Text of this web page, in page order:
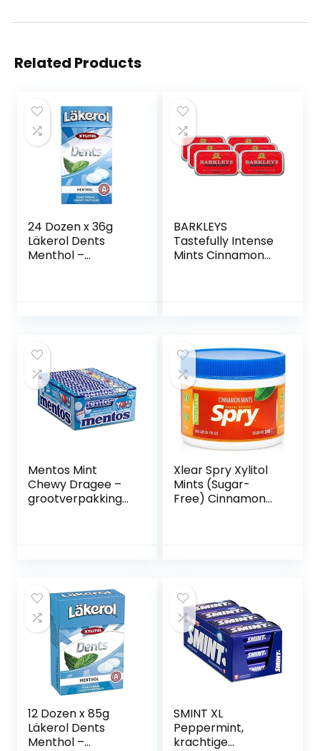
Related Products
24 Dozen x 36g
Läkerol Dents
Menthol –
Snoepjes –
Snoepjes
BARKLEYS
Tastefully Intense
Mints Cinnamon
Mentos Mint
Chewy Dragee –
grootverpakking
Xlear Spry Xylitol
Mints (Sugar-
Free) Cinnamon
12 Dozen x 85g
Läkerol Dents
Menthol –
SMINT XL
Peppermint,
krachtige